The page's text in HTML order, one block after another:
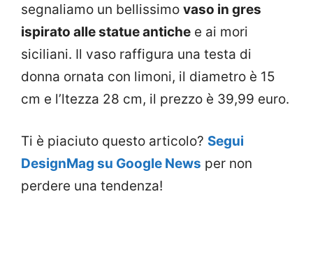
segnaliamo un bellissimo vaso in gres
ispirato alle statue antiche e ai mori
siciliani. Il vaso raffigura una testa di
donna ornata con limoni, il diametro è 15
cm e l’ltezza 28 cm, il prezzo è 39,99 euro.
Ti è piaciuto questo articolo? Segui
DesignMag su Google News per non
perdere una tendenza!